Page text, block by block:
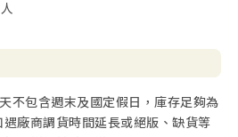
不包含週末及國定假日，庫存足夠為
廠商調貨時間延長或絕版、缺貨等